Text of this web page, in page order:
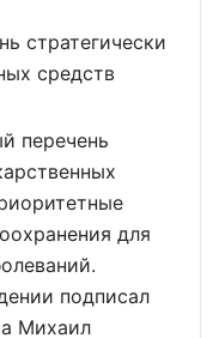
перечень
для
подписал
Михаил